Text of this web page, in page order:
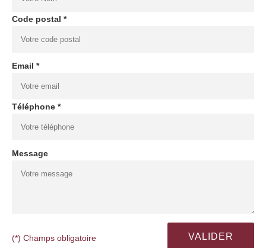
Code postal *
Email *
Téléphone *
Message
(*) Champs obligatoire